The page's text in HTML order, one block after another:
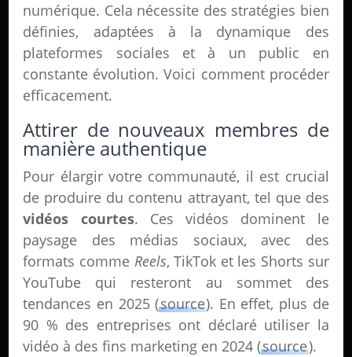
numérique. Cela nécessite des stratégies bien
définies, adaptées à la dynamique des
plateformes sociales et à un public en
constante évolution. Voici comment procéder
efficacement.
Attirer de nouveaux membres de
manière authentique
Pour élargir votre communauté, il est crucial
de produire du contenu attrayant, tel que des
vidéos courtes. Ces vidéos dominent le
paysage des médias sociaux, avec des
formats comme Reels, TikTok et les Shorts sur
YouTube qui resteront au sommet des
tendances en 2025 (source). En effet, plus de
90 % des entreprises ont déclaré utiliser la
vidéo à des fins marketing en 2024 (source).